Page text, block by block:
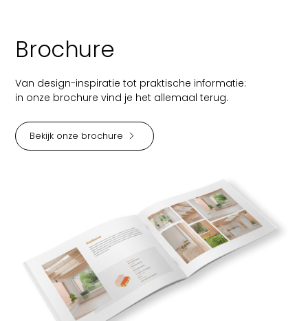
Brochure
Van design-inspiratie tot praktische informatie:
in onze brochure vind je het allemaal terug.
Bekijk onze brochure